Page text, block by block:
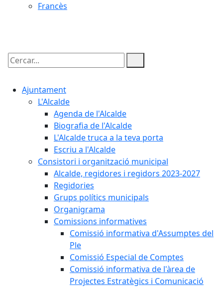
Francès
Cercar:
Ajuntament
L'Alcalde
Agenda de l'Alcalde
Biografia de l'Alcalde
L'Alcalde truca a la teva porta
Escriu a l'Alcalde
Consistori i organització municipal
Alcalde, regidores i regidors 2023-2027
Regidories
Grups polítics municipals
Organigrama
Comissions informatives
Comissió informativa d'Assumptes del
Ple
Comissió Especial de Comptes
Comissió informativa de l'àrea de
Projectes Estratègics i Comunicació